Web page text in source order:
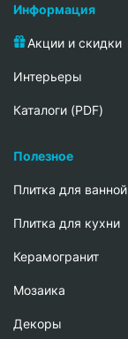
Информация
Акции и скидки
Интерьеры
Каталоги (PDF)
Полезное
Плитка для ванной
Плитка для кухни
Керамогранит
Мозаика
Декоры